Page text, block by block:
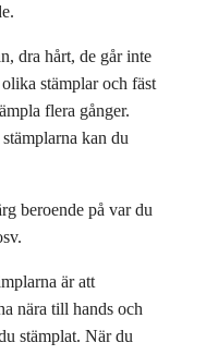
dra hårt, de går inte
stämplar och fäst
flera gånger.
kan du
beroende på var du
är att
nära till hands och
stämplat. När du